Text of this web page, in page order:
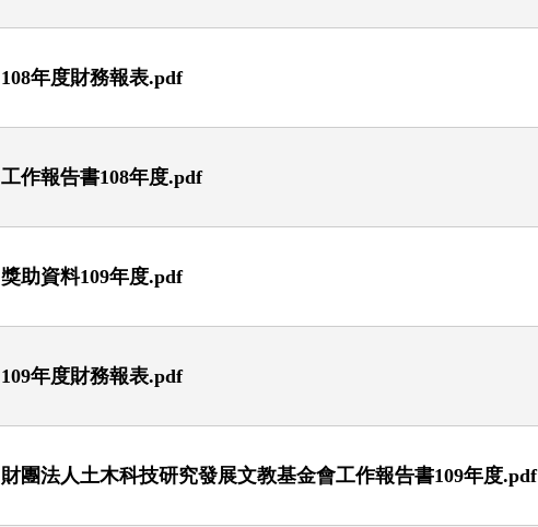
108年度財務報表.pdf
工作報告書108年度.pdf
獎助資料109年度.pdf
109年度財務報表.pdf
財團法人土木科技研究發展文教基金會工作報告書109年度.pdf